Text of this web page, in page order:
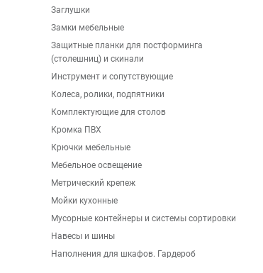
Заглушки
Замки мебельные
Защитные планки для постформинга
(столешниц) и скинали
Инструмент и сопутствующие
Колеса, ролики, подпятники
Комплектующие для столов
Кромка ПВХ
Крючки мебельные
Мебельное освещение
Метрический крепеж
Мойки кухонные
Мусорные контейнеры и системы сортировки
Навесы и шины
Наполнения для шкафов. Гардероб